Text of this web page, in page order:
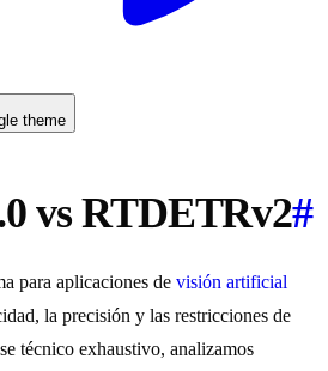
theme
vs RTDETRv2#
para aplicaciones de visión artificial
la precisión y las restricciones de
técnico exhaustivo, analizamos